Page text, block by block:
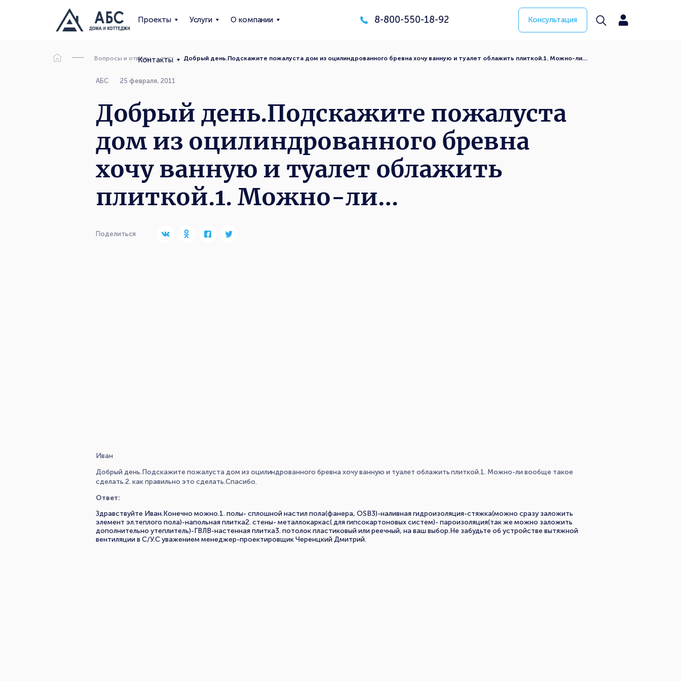
Проекты Услуги О компании
Контакты
8-800-550-18-92 Консультация
Вопросы и ответы Добрый день.Подскажите пожалуста дом из оцилиндрованного бревна хочу ванную и туалет облажить плиткой.1. Можно-ли…
АБС 25 февраля, 2011
Добрый день.Подскажите пожалуста
дом из оцилиндрованного бревна
хочу ванную и туалет облажить
плиткой.1. Можно-ли…
Поделиться
Иван
Добрый день.Подскажите пожалуста дом из оцилиндрованного бревна хочу ванную и туалет облажить плиткой.1. Можно-ли вообще такое
сделать.2. как правильно это сделать.Спасибо.
Ответ:
Здравствуйте Иван.Конечно можно.1. полы- сплошной настил пола(фанера, OSB3)-наливная гидроизоляция-стяжка(можно сразу заложить
элемент эл.теплого пола)-напольная плитка2. стены- металлокаркас( для гипсокартоновых систем)- пароизоляция(так же можно заложить
дополнительно утеплитель)-ГВЛВ-настенная плитка3. потолок пластиковый или реечный, на ваш выбор.Не забудьте об устройстве вытяжной
вентиляции в С/У.С уважением менеджер-проектировщик Черенцкий Дмитрий.